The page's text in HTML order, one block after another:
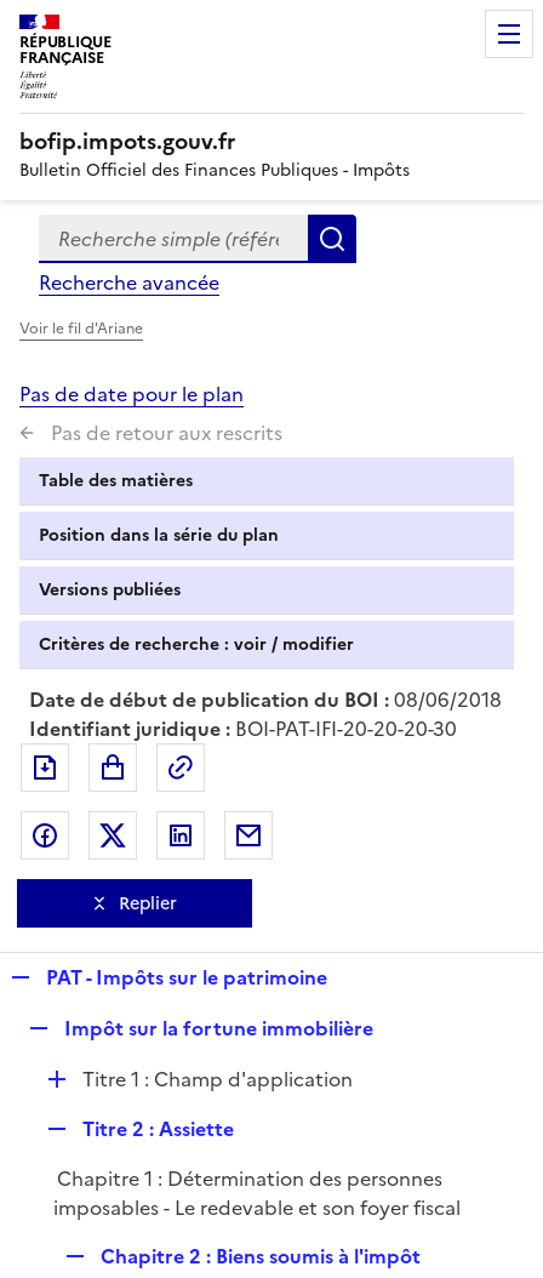
RÉPUBLIQUE
FRANÇAISE
bofip.impots.gouv.fr
Bulletin Officiel des Finances Publiques - Impôts
Formulaire
de
recherche
Recherche simple (références, mots clés, partie du
Recherche avancée
Voir le fil d'Ariane
Pas de date pour le plan
Pas de retour aux rescrits
Table des matières
Position dans la série du plan
Versions publiées
Critères de recherche : voir / modifier
Date de début de publication du BOI :08/06/2018
Identifiant juridique : BOI-PAT-IFI-20-20-20-30
Exporter le document au format pdf
Partager sur Facebook
Partager sur Twitter
Partager sur LinkedIn
Replier
p
PAT - Impôts sur le patrimoine
p
e
r
Impôt sur la fortune immobilière
D
l
i
e
r
Titre 1 : Champ d'application
p
l
Titre 2 : Assiette
Chapitre 1 : Détermination des personnes
imposables - Le redevable et son foyer fiscal
Chapitre 2 : Biens soumis à l'impôt